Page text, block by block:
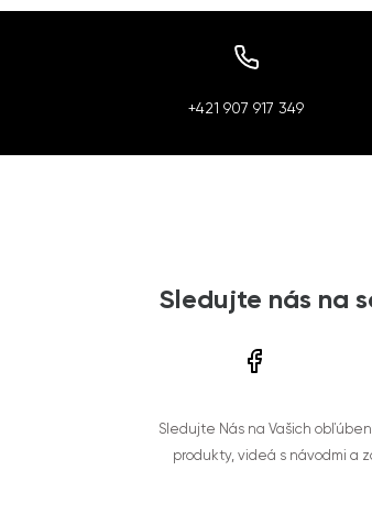
+421 907 917 349
Sledujte nás na
Sledujte Nás na Vašich
produkty, videá s návodmi a